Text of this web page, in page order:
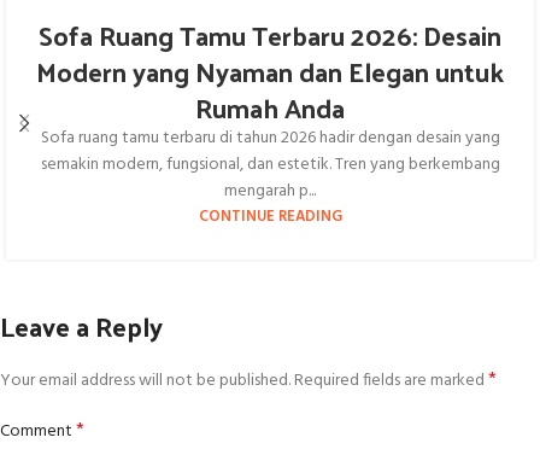
Sofa Ruang Tamu Terbaru 2026: Desain
Modern yang Nyaman dan Elegan untuk
Rumah Anda
Sofa ruang tamu terbaru di tahun 2026 hadir dengan desain yang
semakin modern, fungsional, dan estetik. Tren yang berkembang
mengarah p...
CONTINUE READING
Leave a Reply
Your email address will not be published.Required fields are marked*
Comment*